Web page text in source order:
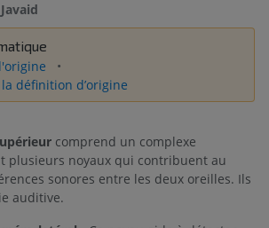
définition d’origine
comprend un complexe
plusieurs noyaux qui contribuent au
sonores entre les deux oreilles. Ils
auditive.